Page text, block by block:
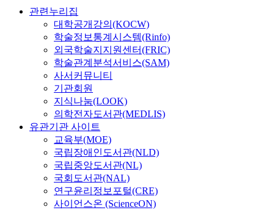
관련누리집
대학공개강의(KOCW)
학술정보통계시스템(Rinfo)
외국학술지지원센터(FRIC)
학술관계분석서비스(SAM)
사서커뮤니티
기관회원
지식나눔(LOOK)
의학전자도서관(MEDLIS)
유관기관 사이트
교육부(MOE)
국립장애인도서관(NLD)
국립중앙도서관(NL)
국회도서관(NAL)
연구윤리정보포털(CRE)
사이언스온 (ScienceON)